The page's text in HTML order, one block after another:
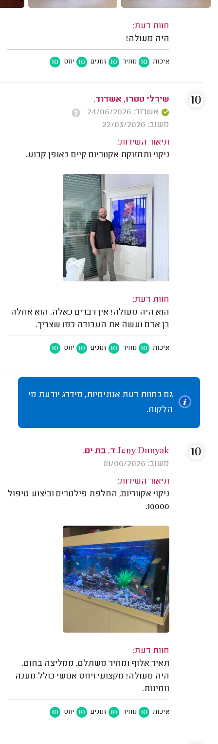
חוות דעת:
היה מעולה!
איכות 10 מחיר 10 זמנים 10 יחס 10
שירלי טטרו, אשדוד.
אשרור: 24/06/2026
משוב: 22/03/2026
תיאור השירות:
ניקוי ותחזוקת אקווריום קיים באופן קבוע.
חוות דעת:
הוא היה מעולה! אין דברים כאלה. הוא אחלה
בן אדם ועשה את העבודה כמו שצריך.
איכות 10 מחיר 10 זמנים 10 יחס 10
10
גם בחוות דעת אנונימיות, מידרג יודעת מי
הלקוח.
Jeny Dunyak ד. בת ים.
משוב: 01/06/2026
תיאור השירות:
ניקוי אקווריום, החלפת פילטרים וביצוע טיפול
10000.
חוות דעת:
תאיר אלוף ומחיר משתלם. ממליצה בחום.
היה מעולה! מקצועי ויחס אנושי כולל מענה
וזמינות.
איכות 10 מחיר 10 זמנים 10 יחס 10
10